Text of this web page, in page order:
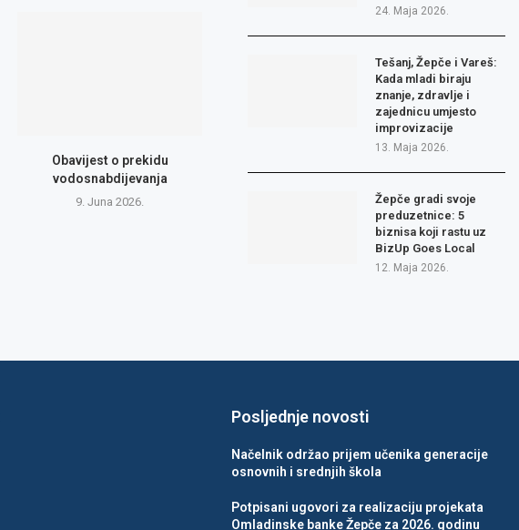
Obavijest o prekidu
vodosnabdijevanja
9. Juna 2026.
24. Maja 2026.
Tešanj, Žepče i Vareš:
Kada mladi biraju
znanje, zdravlje i
zajednicu umjesto
improvizacije
13. Maja 2026.
Žepče gradi svoje
preduzetnice: 5
biznisa koji rastu uz
BizUp Goes Local
12. Maja 2026.
Posljednje novosti
Načelnik održao prijem učenika generacije
osnovnih i srednjih škola
Potpisani ugovori za realizaciju projekata
Omladinske banke Žepče za 2026. godinu